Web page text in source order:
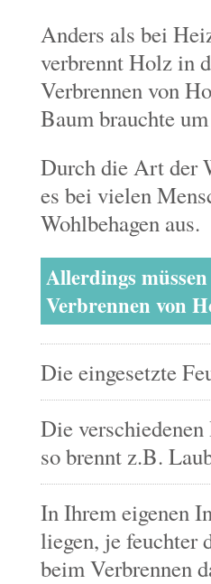
Anders als bei
verbrennt Holz in
Verbrennen von
Baum brauchte
Durch die Art der
es bei vielen
Wohlbehagen aus.
Allerdings
Verbrennen von
Die eingesetzte
Die
so brennt z.B.
In Ihrem eigenen
liegen, je feuchter
beim Verbrennen